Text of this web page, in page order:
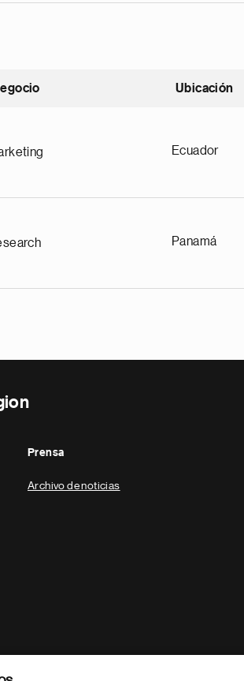
ascendente
Ubicación
Ecuador
Panamá
Prensa
Archivo de noticias